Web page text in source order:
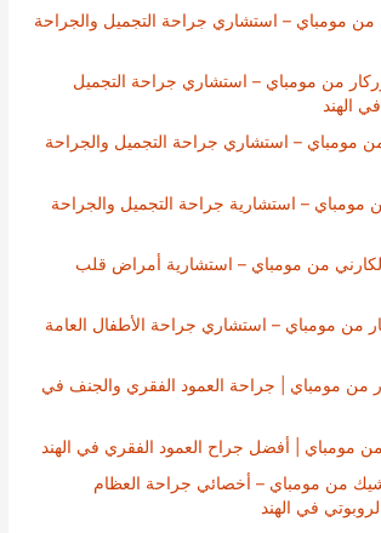
من مومباي – استشاري جراحة التجميل والجراحة
من مومباي – استشاري جراحة التجميل
الهند
مومباي – استشاري جراحة التجميل والجراحة
مومباي – استشارية جراحة التجميل والجراحة
من مومباي – استشارية أمراض قلب
من مومباي – استشاري جراحة الأطفال العامة
من مومباي | جراحة العمود الفقري والجنف في
من مومباي | أفضل جراح العمود الفقري في الهند
من مومباي – أخصائي جراحة العظام
في الهند